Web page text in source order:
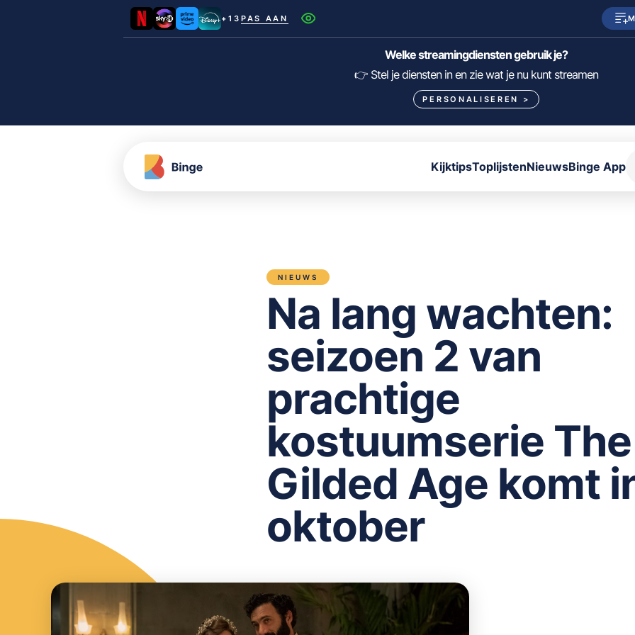
+13 PAS AAN
Netflix SkyShowtime Prime Video
HBO Max NPO Start
Pathé Thuis
Welke streamingdiensten gebruik je?
👉 Stel je diensten in en zie wat je nu kunt streamen
PERSONALISEREN >
KijktipsToplijstenNieuwsBinge App
NIEUWS
Na lang wachten:
seizoen 2 van
prachtige
kostuumserie The
Gilded Age komt
oktober